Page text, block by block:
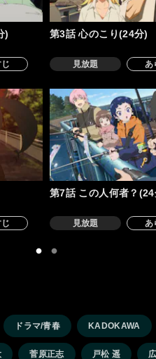
) 第3話 心のこり(24分)
見放題 あ
第7話 この人何者？(24
見放題 あ
ドラマ/青春 KADOKAWA
菅原正志 戸松 遥